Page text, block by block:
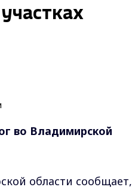
во Владимирской
области сообщает,